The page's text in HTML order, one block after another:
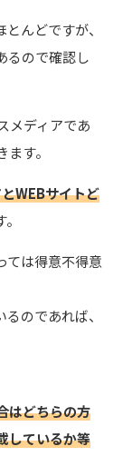
んどですが、
るので確認し
メディアであ
す。
WEBサイトど
ては得意不得意
のであれば、
はどちらの方
しているか等